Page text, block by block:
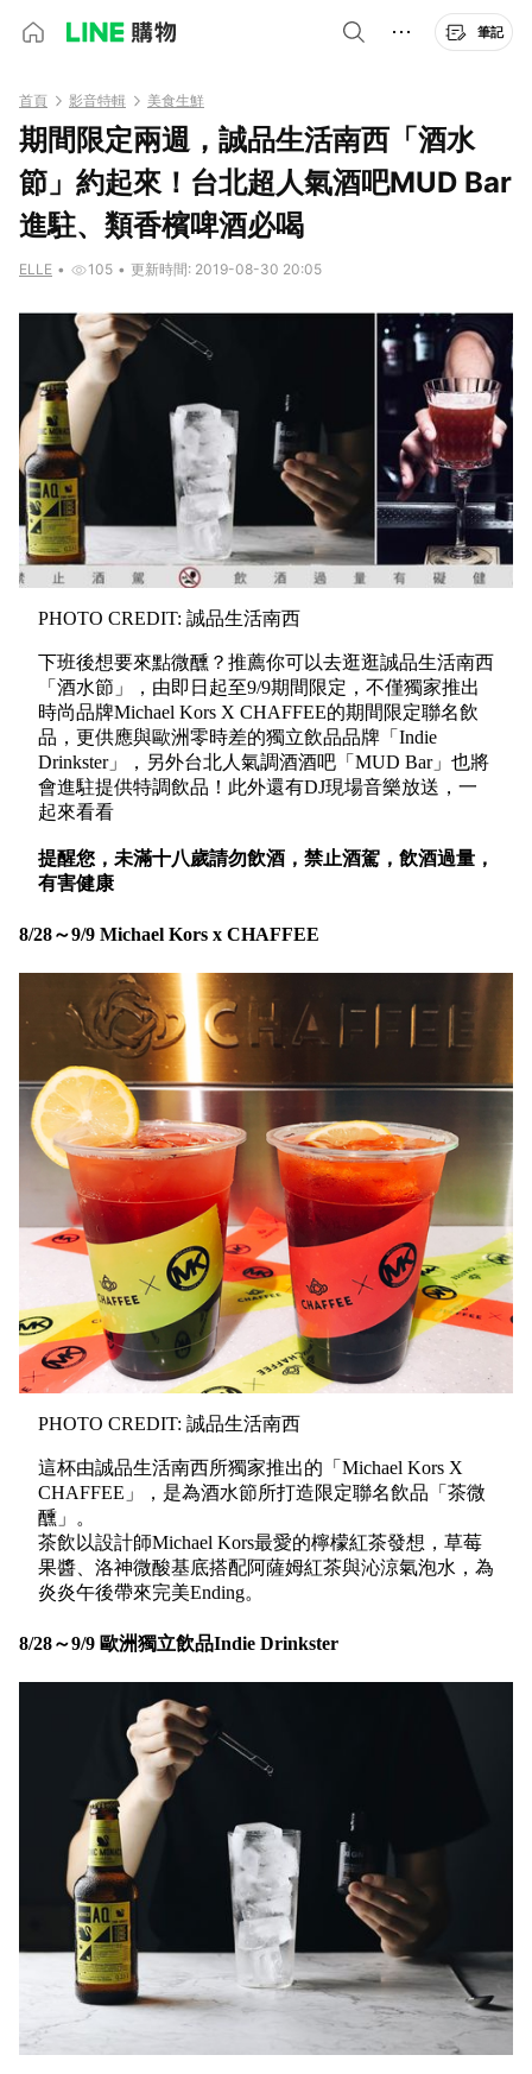
筆記
首頁 影音特輯 美食生鮮
期間限定兩週，誠品生活南西「酒水
節」約起來！台北超人氣酒吧MUD Bar
進駐、類香檳啤酒必喝
ELLE • 105 • 更新時間: 2019-08-30 20:05
PHOTO CREDIT: 誠品生活南西
下班後想要來點微醺？推薦你可以去逛逛誠品生活南西
「酒水節」，由即日起至9/9期間限定，不僅獨家推出
時尚品牌Michael Kors X CHAFFEE的期間限定聯名飲
品，更供應與歐洲零時差的獨立飲品品牌「Indie
Drinkster」，另外台北人氣調酒酒吧「MUD Bar」也將
會進駐提供特調飲品！此外還有DJ現場音樂放送，一
起來看看
提醒您，未滿十八歲請勿飲酒，禁止酒駕，飲酒過量，
有害健康
8/28～9/9 Michael Kors x CHAFFEE
PHOTO CREDIT: 誠品生活南西
這杯由誠品生活南⻄所獨家推出的「Michael Kors X
CHAFFEE」，是為酒水節所打造限定聯名飲品「茶微
醺」。
茶飲以設計師Michael Kors最愛的檸檬紅茶發想，草莓
果醬、洛神微酸基底搭配阿薩姆紅茶與沁涼氣泡⽔，為
炎炎午後帶來完美Ending。
8/28～9/9 歐洲獨立飲品Indie Drinkster